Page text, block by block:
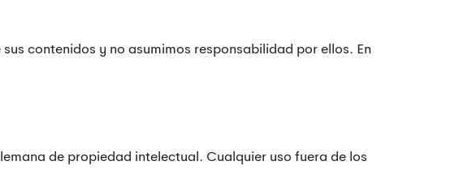
contenidos y no asumimos responsabilidad por ellos. En
de propiedad intelectual. Cualquier uso fuera de los